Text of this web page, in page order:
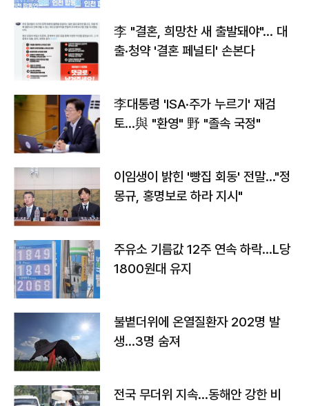
李 "결혼, 희망찬 새 출발돼야"… 대
출·청약 '결혼 페널티' 손본다
李대통령 'ISA·주가 누르기' 재검
토…與 "환영" 野 "졸속 국정"
이임생이 밝힌 '빵집 회동' 전말…"정
몽규, 홍명보로 하라 지시"
주유소 기름값 12주 연속 하락…L당
1800원대 유지
불볕더위에 온열질환자 202명 발
생…3명 숨져
전국 무더위 지속…동해안 강한 비